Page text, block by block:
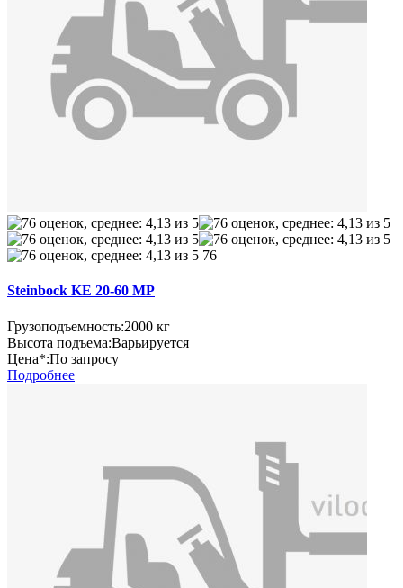
76
Steinbock KE 20-60 MP
Грузоподъемность:2000 кг
Высота подъема:Варьируется
Цена*:По запросу
Подробнее